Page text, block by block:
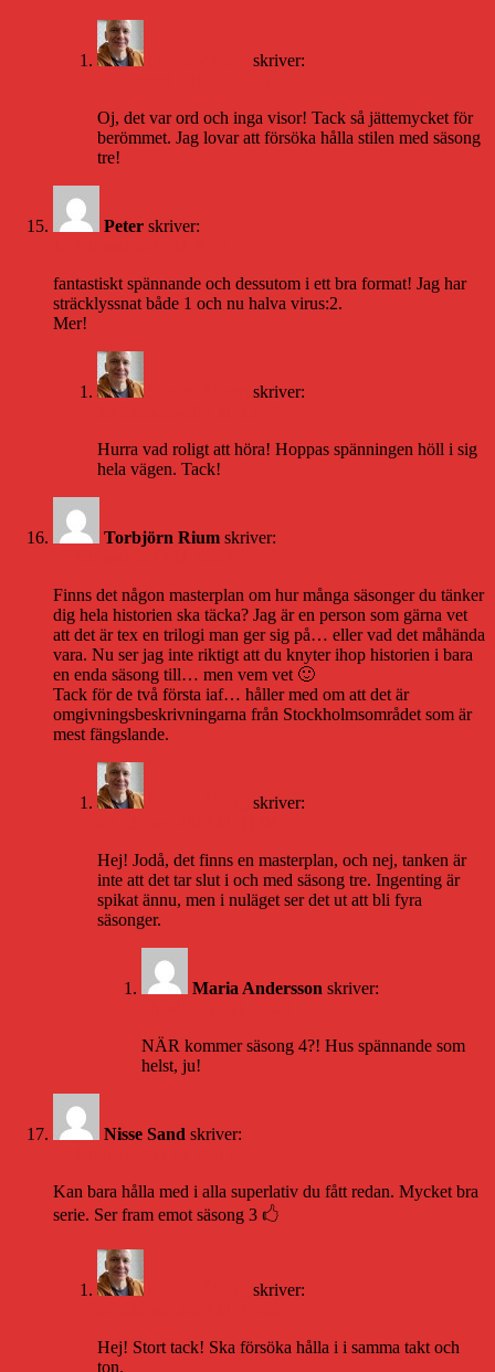
skriver:
Oj, det var ord och inga visor! Tack så jättemycket för
berömmet. Jag lovar att försöka hålla stilen med säsong
tre!
Peter skriver:
fantastiskt spännande och dessutom i ett bra format! Jag har
sträcklyssnat både 1 och nu halva virus:2.
Mer!
skriver:
Hurra vad roligt att höra! Hoppas spänningen höll i sig
hela vägen. Tack!
Torbjörn Rium skriver:
Finns det någon masterplan om hur många säsonger du tänker
dig hela historien ska täcka? Jag är en person som gärna vet
att det är tex en trilogi man ger sig på… eller vad det måhända
vara. Nu ser jag inte riktigt att du knyter ihop historien i bara
en enda säsong till… men vem vet 🙂
Tack för de två första iaf… håller med om att det är
omgivningsbeskrivningarna från Stockholmsområdet som är
mest fängslande.
skriver:
Hej! Jodå, det finns en masterplan, och nej, tanken är
inte att det tar slut i och med säsong tre. Ingenting är
spikat ännu, men i nuläget ser det ut att bli fyra
säsonger.
Maria Andersson skriver:
NÄR kommer säsong 4?! Hus spännande som
helst, ju!
Nisse Sand skriver:
Kan bara hålla med i alla superlativ du fått redan. Mycket bra
serie. Ser fram emot säsong 3 🖒
skriver:
Hej! Stort tack! Ska försöka hålla i i samma takt och
ton.